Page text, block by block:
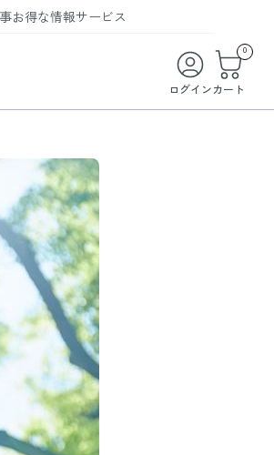
ログイン
0
カート
お得な情報
WEB限定/期間限定キャンペーン
まとめ買い商品
サービス
シッププログラム
達登録
わせ
ガイド